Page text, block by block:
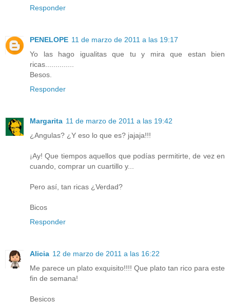
Responder
PENELOPE 11 de marzo de 2011 a las 19:17
Yo las hago igualitas que tu y mira que estan bien
ricas..............
Besos.
Responder
Margarita 11 de marzo de 2011 a las 19:42
¿Angulas? ¿Y eso lo que es? jajaja!!!
¡Ay! Que tiempos aquellos que podías permitirte, de vez en
cuando, comprar un cuartillo y...
Pero así, tan ricas ¿Verdad?
Bicos
Responder
Alicia 12 de marzo de 2011 a las 16:22
Me parece un plato exquisito!!!! Que plato tan rico para este
fin de semana!
Besicos